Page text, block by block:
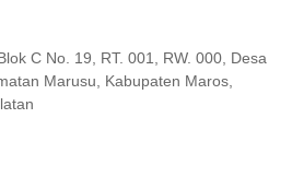
C No. 19, RT. 001, RW. 000, Desa
Marusu, Kabupaten Maros,